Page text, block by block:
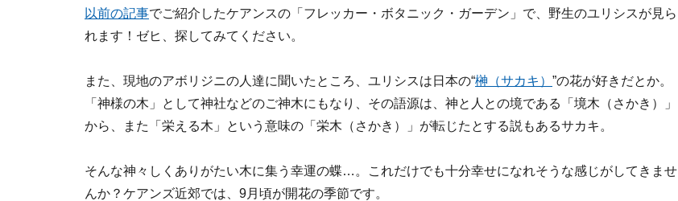
以前の記事でご紹介したケアンスの「フレッカー・ボタニック・ガーデン」で、野生のユリシスが見ら
れます！ゼヒ、探してみてください。
また、現地のアボリジニの人達に聞いたところ、ユリシスは日本の“榊（サカキ） ”の花が好きだとか。
「神様の木」として神社などのご神木にもなり、その語源は、神と人との境である「境木（さかき）」
から、また「栄える木」という意味の「栄木（さかき）」が転じたとする説もあるサカキ。
そんな神々しくありがたい木に集う幸運の蝶…。これだけでも十分幸せになれそうな感じがしてきませ
んか？ケアンズ近郊では、9月頃が開花の季節です。